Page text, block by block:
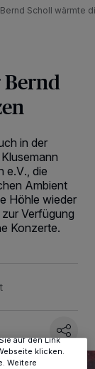
Scholl wärmte
in der
e.V., die
Ambient
Höhle wieder
Verfügung
Konzerte.
Partner
aufgeführten
auf den Link
klicken.
Weitere